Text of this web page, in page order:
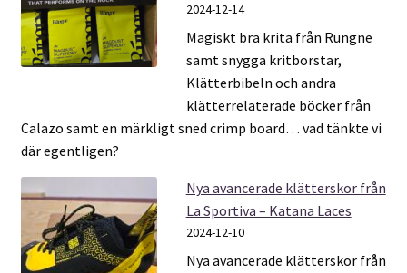
2024-12-14
Magiskt bra krita från Rungne
samt snygga kritborstar,
Klätterbibeln och andra
klätterrelaterade böcker från
Calazo samt en märkligt sned crimp board… vad tänkte vi
där egentligen?
Nya avancerade klätterskor från
La Sportiva – Katana Laces
2024-12-10
Nya avancerade klätterskor från